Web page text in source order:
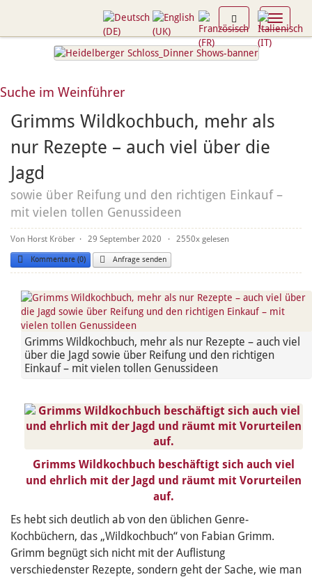
Suche im Weinführer
Grimms Wildkochbuch, mehr als
nur Rezepte – auch viel über die
Jagd
sowie über Reifung und den richtigen Einkauf –
mit vielen tollen Genussideen
Von Horst Kröber · 29 September 2020 · 2550
Kommentare (0) Anfrage senden
Grimms Wildkochbuch, mehr als nur Rezepte – auch viel
über die Jagd sowie über Reifung und den richtigen
Einkauf – mit vielen tollen Genussideen
Grimms Wildkochbuch beschäftigt sich auch viel
und ehrlich mit der Jagd und räumt mit Vorurteilen
auf.
Es hebt sich deutlich ab von den üblichen Genre-
Kochbüchern, das „Wildkochbuch“ von Fabian Grimm.
Grimm begnügt sich nicht mit der Auflistung
verschiedenster Rezepte, sondern geht der Sache, wie man
Toggle